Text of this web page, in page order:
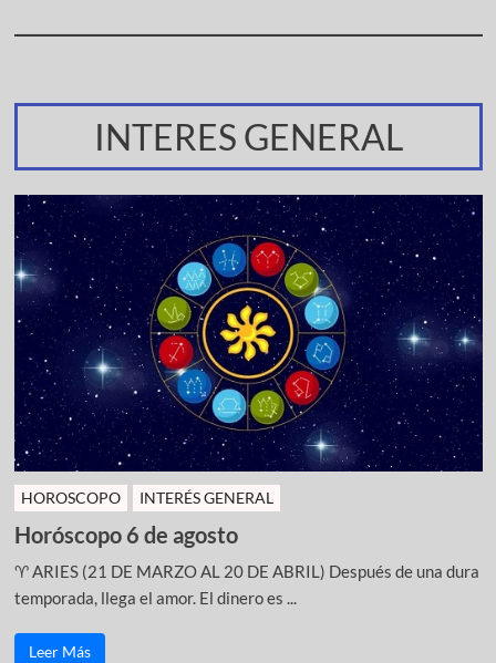
INTERES GENERAL
HOROSCOPO INTERÉS GENERAL
Horóscopo 6 de agosto
♈ ARIES (21 DE MARZO AL 20 DE ABRIL) Después de una dura
temporada, llega el amor. El dinero es ...
Leer Más